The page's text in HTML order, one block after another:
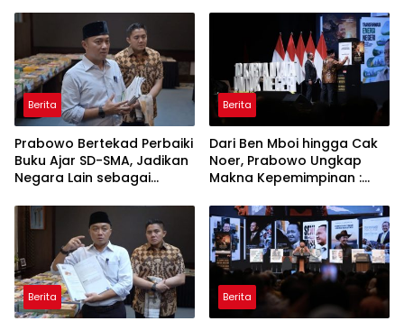
ASRI
Berita
Prabowo Bertekad Perbaiki
Buku Ajar SD-SMA, Jadikan
Negara Lain sebagai
Berita
Dari Ben Mboi hingga Cak
Noer, Prabowo Ungkap
Makna Kepemimpinan :
Gunakan Akal Sehat
Berita Berita